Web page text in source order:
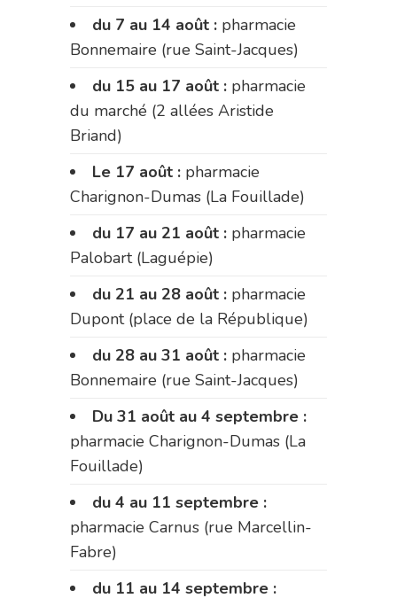
du 7 au 14 août : pharmacie
Bonnemaire (rue Saint-Jacques)
du 15 au 17 août : pharmacie
du marché (2 allées Aristide
Briand)
Le 17 août : pharmacie
Charignon-Dumas (La Fouillade)
du 17 au 21 août : pharmacie
Palobart (Laguépie)
du 21 au 28 août : pharmacie
Dupont (place de la République)
du 28 au 31 août : pharmacie
Bonnemaire (rue Saint-Jacques)
Du 31 août au 4 septembre :
pharmacie Charignon-Dumas (La
Fouillade)
du 4 au 11 septembre :
pharmacie Carnus (rue Marcellin-
Fabre)
du 11 au 14 septembre :